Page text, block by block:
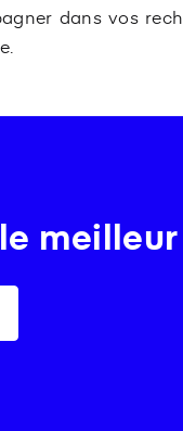
dans vos